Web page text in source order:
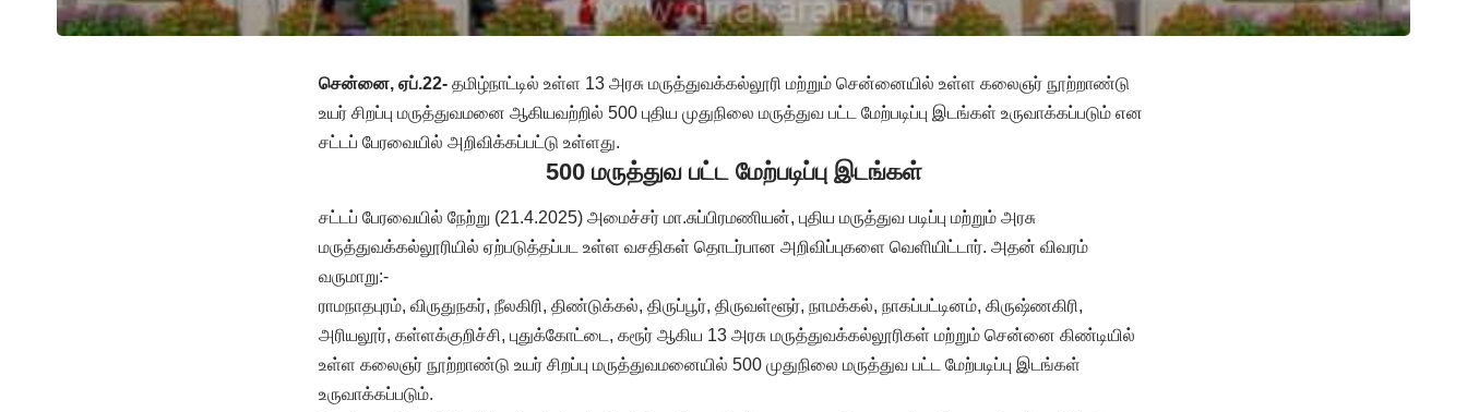
சென்னை, ஏப்.22- தமிழ்நாட்டில் உள்ள 13 அரசு மருத்துவக்கல்லூரி மற்றும் சென்னையில் உள்ள கலைஞர் நூற்றாண்டு
உயர் சிறப்பு மருத்துவமனை ஆகியவற்றில் 500 புதிய முதுநிலை மருத்துவ பட்ட மேற்படிப்பு இடங்கள் உருவாக்கப்படும் என
சட்டப் பேரவையில் அறிவிக்கப்பட்டு உள்ளது.
500 மருத்துவ பட்ட மேற்படிப்பு இடங்கள்
சட்டப் பேரவையில் நேற்று (21.4.2025) அமைச்சர் மா.சுப்பிரமணியன், புதிய மருத்துவ படிப்பு மற்றும் அரசு
மருத்துவக்கல்லூரியில் ஏற்படுத்தப்பட உள்ள வசதிகள் தொடர்பான அறிவிப்புகளை வெளியிட்டார். அதன் விவரம்
வருமாறு:-
ராமநாதபுரம், விருதுநகர், நீலகிரி, திண்டுக்கல், திருப்பூர், திருவள்ளூர், நாமக்கல், நாகப்பட்டினம், கிருஷ்ணகிரி,
அரியலூர், கள்ளக்குறிச்சி, புதுக்கோட்டை, கரூர் ஆகிய 13 அரசு மருத்துவக்கல்லூரிகள் மற்றும் சென்னை கிண்டியில்
உள்ள கலைஞர் நூற்றாண்டு உயர் சிறப்பு மருத்துவமனையில் 500 முதுநிலை மருத்துவ பட்ட மேற்படிப்பு இடங்கள்
உருவாக்கப்படும்.